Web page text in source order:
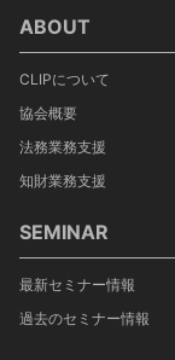
ABOUT
CLIPについて
協会概要
法務業務支援
知財業務支援
SEMINAR
最新セミナー情報
過去のセミナー情報